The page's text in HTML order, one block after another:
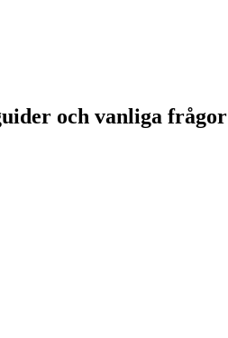
och vanliga frågor